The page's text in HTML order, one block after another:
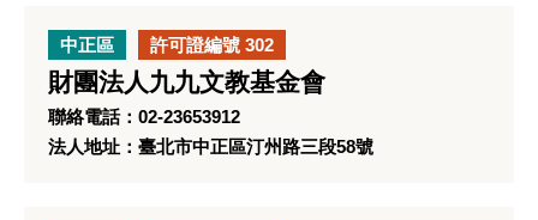
中正區 許可證編號 302
財團法人九九文教基金會
聯絡電話：02-23653912
法人地址：臺北市中正區汀州路三段58號